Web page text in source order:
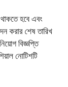
হবে এবং
করার শেষ তারিখ
বিজ্ঞপ্তি
নোটিশটি